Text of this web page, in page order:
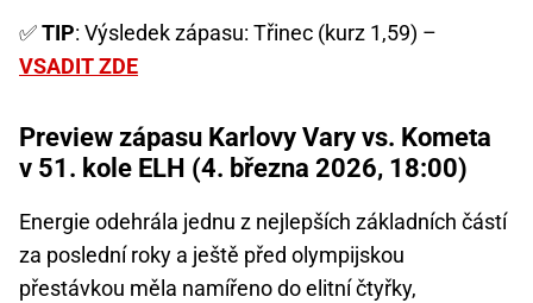
✅TIP: Výsledek zápasu: Třinec (kurz 1,59) –
VSADIT ZDE
Preview zápasu Karlovy Vary vs. Kometa
v 51. kole ELH (4. března 2026, 18:00)
Energie odehrála jednu z nejlepších základních částí
za poslední roky a ještě před olympijskou
přestávkou měla namířeno do elitní čtyřky,